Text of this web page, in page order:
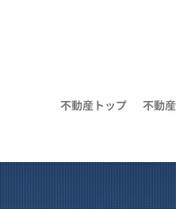
不動産トップ 不動
地
の